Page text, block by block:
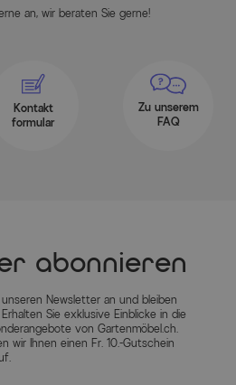
an, wir beraten Sie gerne!
Kontakt
formular
Zu unserem
FAQ
abonnieren
Newsletter an und bleiben
Sie exklusive Einblicke in die
von Gartenmöbel.ch.
wir Ihnen einen Fr. 10.-Gutschein